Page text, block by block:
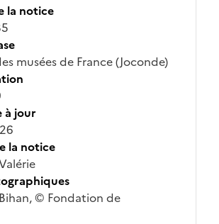
la notice
musées de France (Joconde)
à jour
la notice
© Fondation de